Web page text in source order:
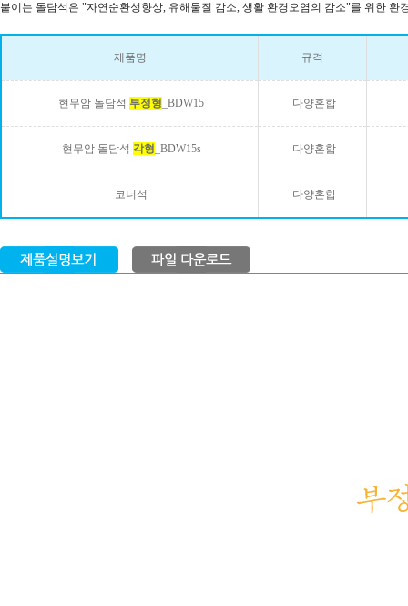
붙이는 돌담석은 "자연순환성향상, 유해물질 감소, 생활 환경오염의 감소"를 위한 환
제품명 규격
현무암 돌담석 부정형 _BDW15 다양혼합
현무암 돌담석 각형 _BDW15s 다양혼합
코너석 다양혼합